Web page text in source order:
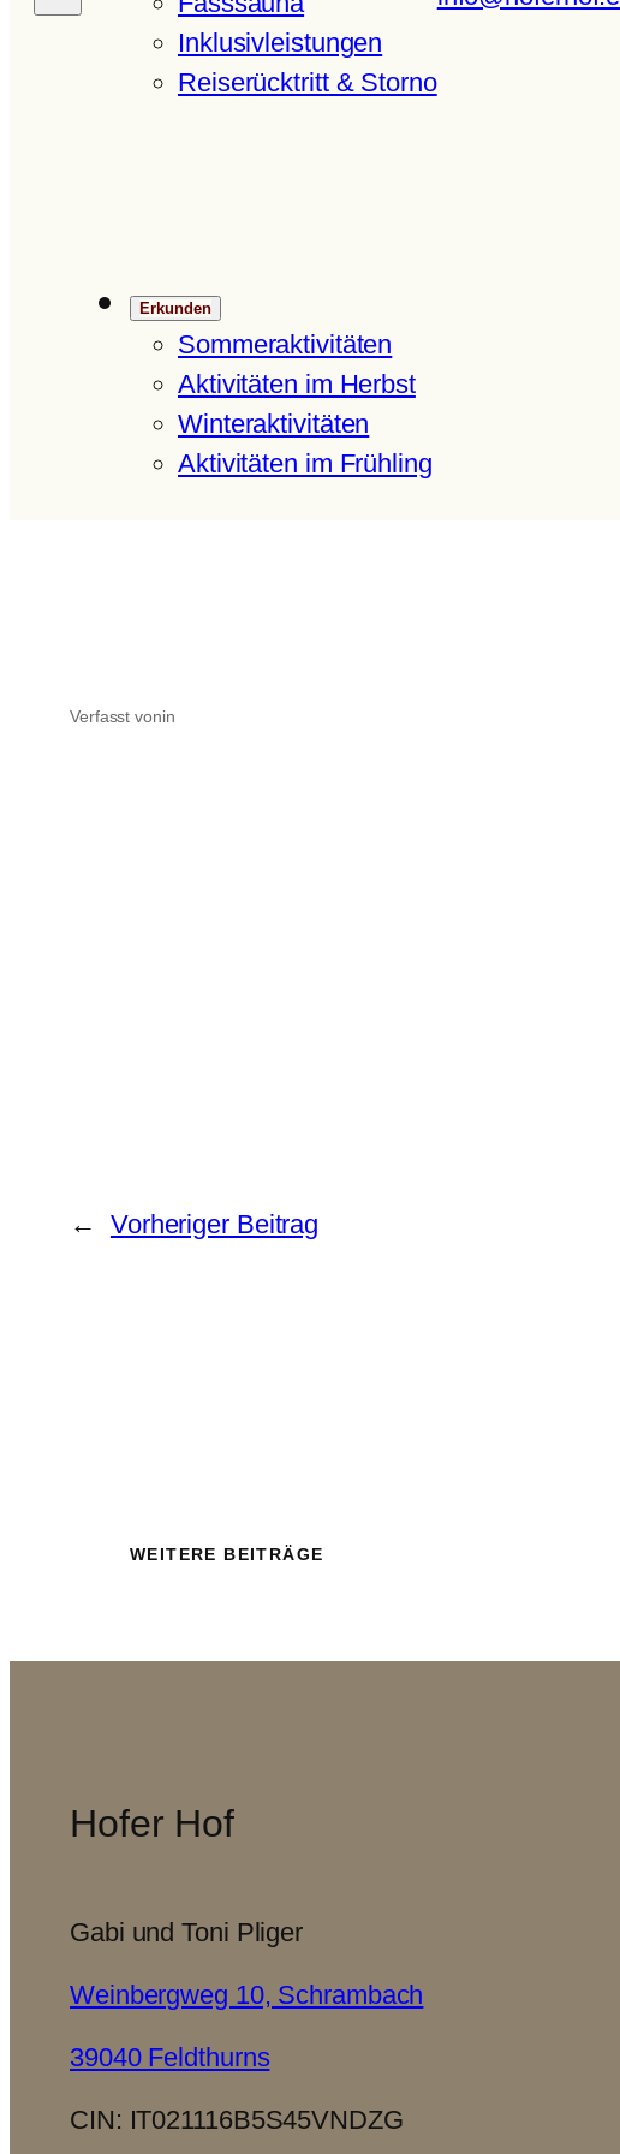
Inklusivleistungen
Reiserücktritt & Storno
Erkunden
Sommeraktivitäten
Aktivitäten im Herbst
Winteraktivitäten
Aktivitäten im Frühling
Verfasst vonin
← Vorheriger Beitrag
WEITERE BEITRÄGE
Hofer Hof
Gabi und Toni Pliger
Weinbergweg 10, Schrambach
39040 Feldthurns
CIN: IT021116B5S45VNDZG